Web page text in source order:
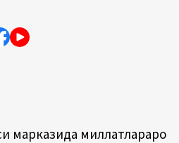
марказида миллатлараро